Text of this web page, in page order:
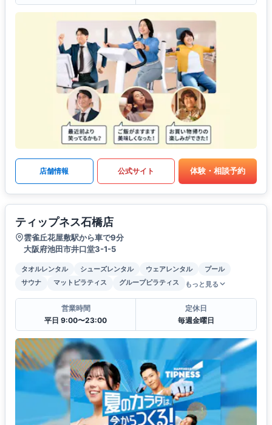
店舗情報 公式サイト 体験・相談予約
ティップネス石橋店
雲雀丘花屋敷駅から車で9分
大阪府池田市井口堂3-1-5
タオルレンタル シューズレンタル ウェアレンタル
プール
サウナ
マットピラティス グループピラティス もっと見る
営業時間
平日 9:00〜23:00
定休日
毎週金曜日